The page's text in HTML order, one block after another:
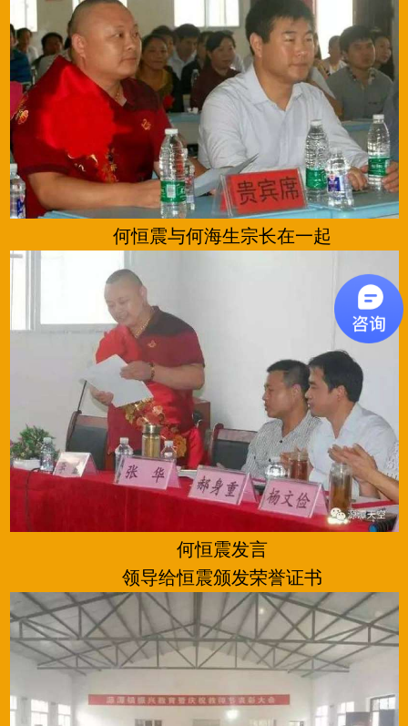
何恒震与何海生宗长在一起
何恒震发言
领导给恒震颁发荣誉证书